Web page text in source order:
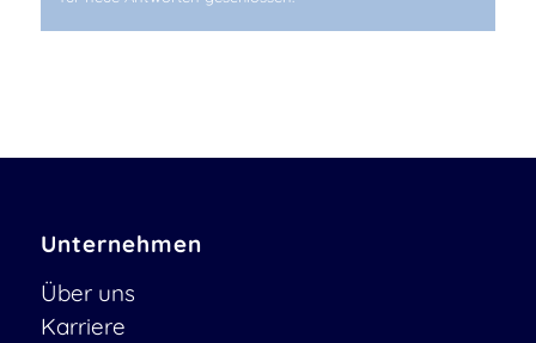
Unternehmen
Über uns
Karriere